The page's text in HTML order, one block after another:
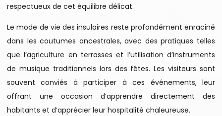
respectueux de cet équilibre délicat.
Le mode de vie des insulaires reste profondément enraciné
dans les coutumes ancestrales, avec des pratiques telles
que l’agriculture en terrasses et l’utilisation d’instruments
de musique traditionnels lors des fêtes. Les visiteurs sont
souvent conviés à participer à ces événements, leur
offrant une occasion d’apprendre directement des
habitants et d’apprécier leur hospitalité chaleureuse.